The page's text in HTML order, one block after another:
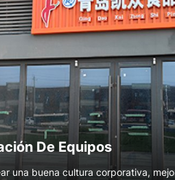
De Equipos
una buena cultura corporativa,